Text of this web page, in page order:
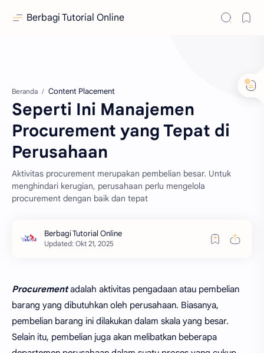
Berbagi Tutorial Online
Beranda Content Placement
Seperti Ini Manajemen
Procurement yang Tepat di
Perusahaan
Aktivitas procurement merupakan pembelian besar. Untuk
menghindari kerugian, perusahaan perlu mengelola
procurement dengan baik dan tepat
Procurementadalah aktivitas pengadaan atau pembelian
barang yang dibutuhkan oleh perusahaan. Biasanya,
pembelian barang ini dilakukan dalam skala yang besar.
Selain itu, pembelian juga akan melibatkan beberapa